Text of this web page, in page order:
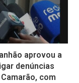
aprovou a
denúncias
com